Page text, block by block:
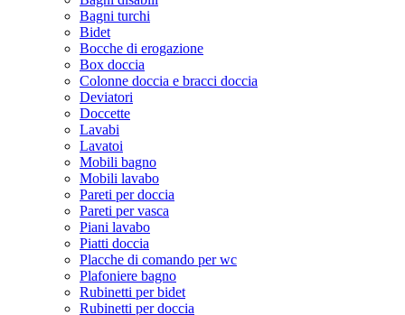
Bagni turchi
Bidet
Bocche di erogazione
Box doccia
Colonne doccia e bracci doccia
Deviatori
Doccette
Lavabi
Lavatoi
Mobili bagno
Mobili lavabo
Pareti per doccia
Pareti per vasca
Piani lavabo
Piatti doccia
Placche di comando per wc
Plafoniere bagno
Rubinetti per bidet
Rubinetti per doccia